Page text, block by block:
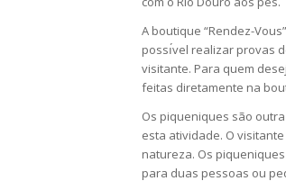
A boutique “Rendez-
possı́vel realizar provas
visitante. Para quem
feitas diretamente na
Os piqueniques são
esta atividade. O
natureza. Os
para duas pessoas ou